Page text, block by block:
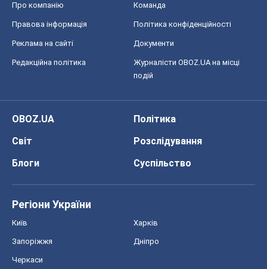
Про компанію Команда
Правова інформація Політика конфіденційності
Реклама на сайті Документи
Редакційна політика
Журналісти OBOZ.UA на місці
подій
OBOZ.UA
Політика
Світ
Розслідування
Блоги
Суспільство
Регіони України
Київ Харків
Запоріжжя Дніпро
Черкаси